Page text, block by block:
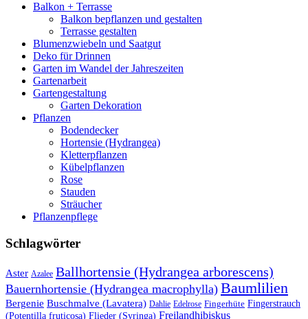
Balkon + Terrasse
Balkon bepflanzen und gestalten
Terrasse gestalten
Blumenzwiebeln und Saatgut
Deko für Drinnen
Garten im Wandel der Jahreszeiten
Gartenarbeit
Gartengestaltung
Garten Dekoration
Pflanzen
Bodendecker
Hortensie (Hydrangea)
Kletterpflanzen
Kübelpflanzen
Rose
Stauden
Sträucher
Pflanzenpflege
Schlagwörter
Aster Azalee Ballhortensie (Hydrangea arborescens)
Bauernhortensie (Hydrangea macrophylla) Baumlilien
Bergenie Buschmalve (Lavatera) Dahlie Edelrose Fingerhüte Fingerstrauch
(Potentilla fruticosa) Flieder (Syringa) Freilandhibiskus